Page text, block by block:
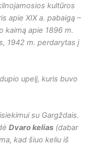
kultūros
apie XIX a. pabaigą –
kaimą apie 1896 m.
1942 m. perdarytas į
upelį, kuris buvo
su Gargždais.
Dvaro kelias (dabar
kad šiuo keliu iš